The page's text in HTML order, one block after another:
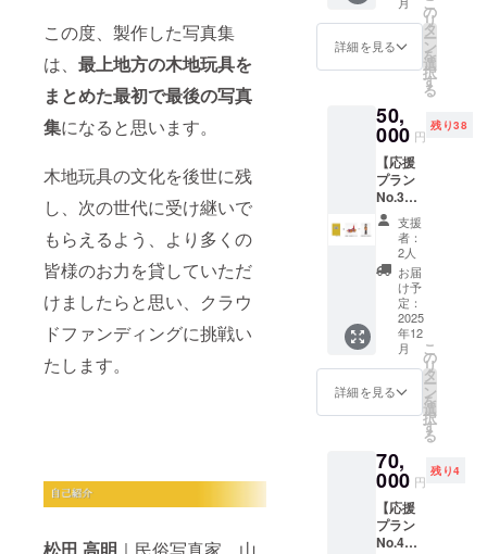
この度、製作した写真集
は、 最上地方の木地玩具を
まとめた最初で最後の写真
集になると思います。
木地玩具の文化を後世に残
し、次の世代に受け継いで
もらえるよう、より多くの
皆様のお力を貸していただ
けましたらと思い、クラウ
ドファンディングに挑戦い
たします。
くださ
い。
※掲載方
ゴ／バ
ナーの
掲載は
不可。
◎ポス
トカー
ド（２
枚セッ
ト）サ
イン付
完成次
第、お
送りし
ます
（2025
予定）
◎お礼
のメッ
セージ
◎お名
前掲載
（希望
者）
この
度、発
行する
『木地
玩具』
写真集
内に、
支援者
様のお
掲載
をご希
望され
る方
は、備
考欄に
詳細を見る
の
リ
タ
ー
ン
を
選
択
す
る
50,
000 円
残り38
【応援
プラン
No.3】
『木地
玩具』
写真集
＆オリ
ジナル
木地玩
具2体つ
き（鈴
木征一
氏、小
林繁男
氏それ
ぞれ１
寸）
◎『木
地玩
具』写
真集 1
冊 ＊
支援
者：
2人
お届
け予
定：
2025
年12
月
詳細を見る
こ
の
リ
タ
ー
ン
を
選
択
す
る
70,
000 円
残り4
【応援
プラン
No.4】